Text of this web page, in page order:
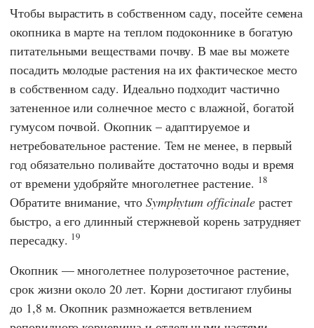
Чтобы вырастить в собственном саду, посейте семена
окопника в марте на теплом подоконнике в богатую
питательными веществами почву. В мае вы можете
посадить молодые растения на их фактическое место
в собственном саду. Идеально подходит частично
затененное или солнечное место с влажной, богатой
гумусом почвой. Окопник – адаптируемое и
нетребовательное растение. Тем не менее, в первый
год обязательно поливайте достаточно воды и время
от времени удобряйте многолетнее растение. 18
Обратите внимание, что Symphytum officinaleрастет
быстро, а его длинный стержневой корень затрудняет
пересадку. 19
Окопник — многолетнее полурозеточное растение,
срок жизни около 20 лет. Корни достигают глубины
до 1,8 м. Окопник размножается ветвлением